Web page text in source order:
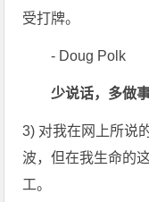
受打牌。
- Doug Polk
少说话，多做
3) 对我在网上所说
波，但在我生命的
工。